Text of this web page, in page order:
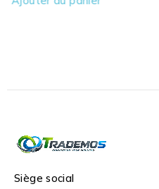
Siège social